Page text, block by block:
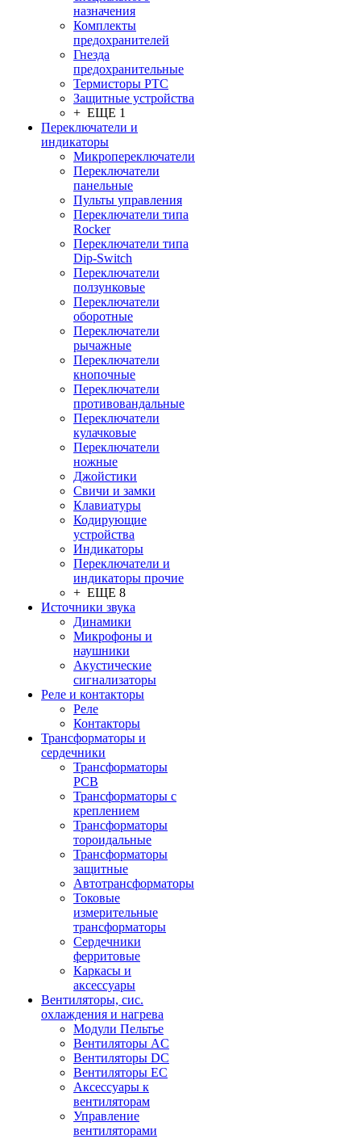
назначения
Комплекты
предохранителей
Гнезда
предохранительные
Термисторы PTC
Защитные устройства
+ ЕЩЕ 1
Переключатели и
индикаторы
Микропереключатели
Переключатели
панельные
Пульты управления
Переключатели типа
Rocker
Переключатели типа
Dip-Switch
Переключатели
ползунковые
Переключатели
оборотные
Переключатели
рычажные
Переключатели
кнопочные
Переключатели
противовандальные
Переключатели
кулачковые
Переключатели
ножные
Джойстики
Свичи и замки
Клавиатуры
Кодирующие
устройства
Индикаторы
Переключатели и
индикаторы прочие
+ ЕЩЕ 8
Источники звука
Динамики
Микрофоны и
наушники
Акустические
сигнализаторы
Реле и контакторы
Реле
Контакторы
Трансформаторы и
сердечники
Трансформаторы
PCB
Трансформаторы с
креплением
Трансформаторы
тороидальные
Трансформаторы
защитные
Автотрансформаторы
Токовые
измерительные
трансформаторы
Сердечники
ферритовые
Каркасы и
аксессуары
Вентиляторы, сис.
охлаждения и нагрева
Модули Пельтье
Вентиляторы AC
Вентиляторы DC
Вентиляторы EC
Аксессуары к
вентиляторам
Управление
вентиляторами